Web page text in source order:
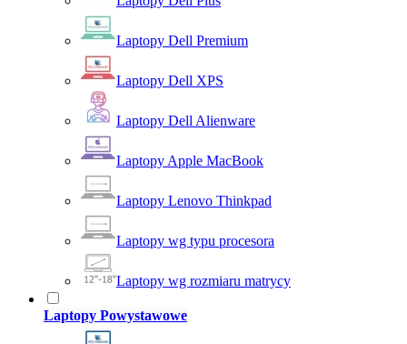
Laptopy Dell Premium
Laptopy Dell XPS
Laptopy Dell Alienware
Laptopy Apple MacBook
Laptopy Lenovo Thinkpad
Laptopy wg typu procesora
Laptopy wg rozmiaru matrycy
Laptopy Powystawowe